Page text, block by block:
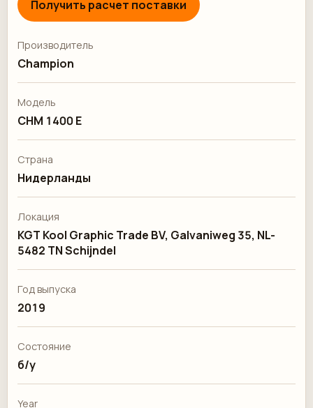
Получить расчет поставки
Производитель
Champion
Модель
CHM 1400 E
Страна
Нидерланды
Локация
KGT Kool Graphic Trade BV, Galvaniweg 35, NL-
5482 TN Schijndel
Год выпуска
2019
Состояние
б/у
Year